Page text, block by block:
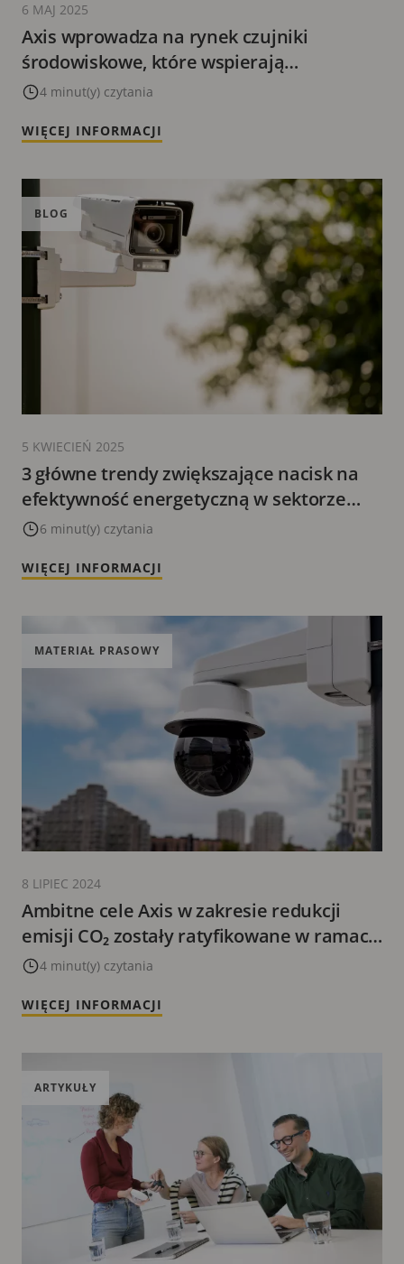
Axis wprowadza na rynek czujniki
środowiskowe, które wspierają
ekonomiczny dozór wizyjny i zarządzanie
dymu tytoniowego i pary z e-papierosów
4 minut(y) czytania
6 MAJ 2025
WIĘCEJ INFORMACJI
3 główne trendy zwiększające nacisk na
efektywność energetyczną w sektorze
bezpieczeństwa
6 minut(y) czytania
BLOG
5 KWIECIEŃ 2025
WIĘCEJ INFORMACJI
Ambitne cele Axis w zakresie redukcji
emisji CO₂ zostały ratyfikowane w ramach
inicjatywy Science Based Targets
4 minut(y) czytania
MATERIAŁ PRASOWY
8 LIPIEC 2024
WIĘCEJ INFORMACJI
ARTYKUŁY